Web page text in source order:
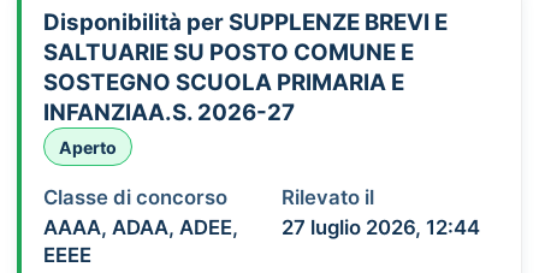
Disponibilità per SUPPLENZE BREVI E
SALTUARIE SU POSTO COMUNE E
SOSTEGNO SCUOLA PRIMARIA E
INFANZIAA.S. 2026-27
Aperto
Classe di concorso
AAAA, ADAA, ADEE,
EEEE
Rilevato il
27 luglio 2026, 12:44